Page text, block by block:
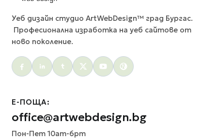
Уеб дизайн студио ArtWebDesign™ град Бургас.
Професионална изработка на уеб сайтове от
ново поколение.
Social menu
Е-ПОЩА:
office@artwebdesign.bg
Пон-Пет 10am-6pm